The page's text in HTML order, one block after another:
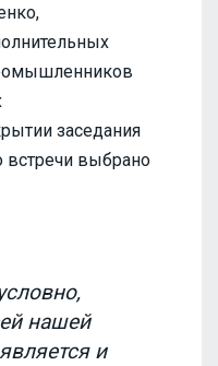
заседания
встречи выбрано
нашей
и